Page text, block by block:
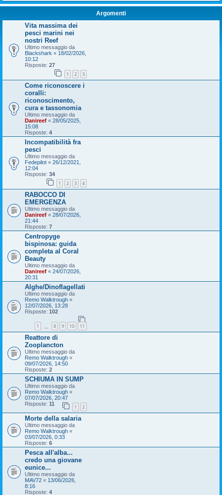
Argomenti
Vita massima dei
pesci marini nei
nostri Reef
Ultimo messaggio da
Blackshark « 18/02/2026,
10:12
Risposte: 27
1 2 3
Come riconoscere i
coralli:
riconoscimento,
cura e tassonomia
Ultimo messaggio da
Danireef « 28/05/2025,
15:08
Risposte: 4
Incompatibilità fra
pesci
Ultimo messaggio da
Fedepilot « 26/12/2021,
12:04
Risposte: 34
1 2 3 4
RABOCCO DI
EMERGENZA
Ultimo messaggio da
Danireef « 28/07/2026,
21:44
Risposte: 7
Centropyge
bispinosa: guida
completa al Coral
Beauty
Ultimo messaggio da
Danireef « 24/07/2026,
20:31
Alghe/Dinoflagellati
Ultimo messaggio da
Remo Walktrough «
12/07/2026, 13:28
Risposte: 102
1 8 9 10 11
Reattore di
Zooplancton
Ultimo messaggio da
Remo Walktrough «
09/07/2026, 14:50
Risposte: 2
SCHIUMA IN SUMP
Ultimo messaggio da
Remo Walktrough «
07/07/2026, 20:47
Risposte: 11 1 2
Morte della salaria
Ultimo messaggio da
Remo Walktrough «
03/07/2026, 0:33
Risposte: 6
Pesca all'alba...
credo una giovane
eunice...
Ultimo messaggio da
MAV72 « 13/06/2026,
8:16
Risposte: 4